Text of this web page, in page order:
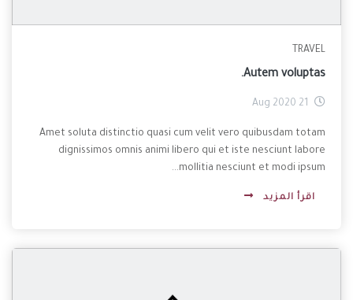
TRAVEL
Autem voluptas.
21 Aug 2020
Amet soluta distinctio quasi cum velit vero quibusdam totam
dignissimos omnis animi libero qui et iste nesciunt labore
mollitia nesciunt et modi ipsum...
اقرأ المزيد